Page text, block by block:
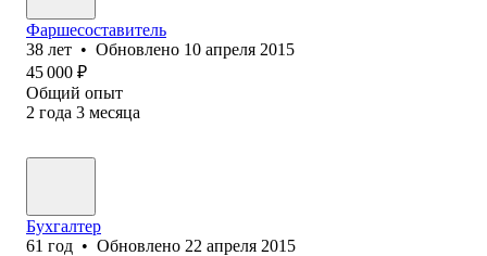
Фаршесоставитель
38 лет • Обновлено 10 апреля 2015
45 000 ₽
Общий опыт
2 года 3 месяца
Бухгалтер
61 год • Обновлено 22 апреля 2015